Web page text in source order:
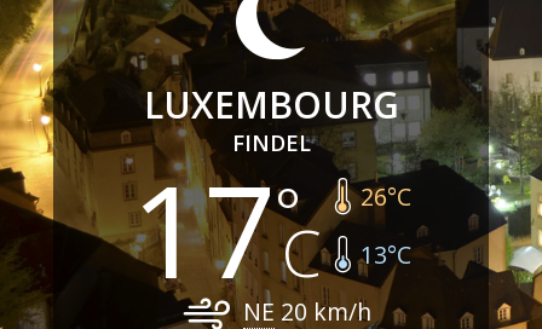
LUXEMBOURG
FINDEL
17 26°C
13°C
NE 20 km/h